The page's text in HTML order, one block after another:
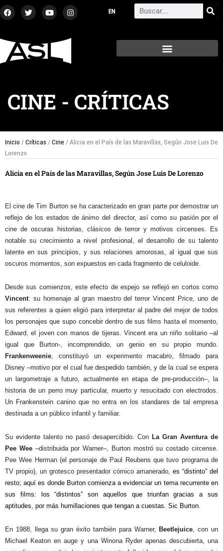
al
F
a
c
o
k
T
w
i
e
r
Y
o
u
b
I
n
s
a
Search
CINE - CRÍTICAS
Inicio /Críticas /Cine / Alicia en el País de las Maravillas, Según Jose Luis De
Lorenzo
Alicia en el País de las Maravillas, Según Jose Luis De Lorenzo
El cine de Tim Burton se ha caracterizado en gran parte por demostrar un
reflejo de los estados de ánimo del director, así como su pasión por el
cine de oscuras historias, clásicos de terror y motivos circenses. Es
notable su crecimiento a nivel profesional, el desarrollo de su talento
latente en sus principios, y sus relaciones amorosas, al igual que sus
oscuros momentos, son expuestos en cada fragmento de celuloide.
Desde sus comienzos, este efecto de espejo se reflejó en cortos como
Vincent: su homenaje al gran maestro del terror Vincent Price, uno de
sus referentes a quien eligió para interpretar al padre del mejor de todos
los personajes que supo concebir dentro de sus films hasta el momento,
Edward, el joven con manos de tijeras. Vincent era un niño solitario –al
igual que Burton-, incomprendido, un genio en su propio mundo.
Frankenweenie , constituyó un experimento macabro, filmado para
Disney –motivo por el cual fue despedido también, y de la cual se espera
un largometraje a futuro, actualmente en etapa de pre-producción–, la
historia de un perro muy particular, muerto y resucitado con electrodos.
Un Frankenstein canino que no entra en los standares de tal empresa
destinada a un público infantil y familiar.
Su evidente talento no pasó desapercibido. Con La Gran Aventura de
Pee Wee–distribuida por Warner–, Burton mostró su costado circense.
Pee Wee Herman (el personaje de Paul Reubens que tuvo programa de
TV propio), un grotesco presentador cómico amanerado, es “distinto” del
resto; aquí es donde Burton comienza a evidenciar un tema recurrente en
sus films: los “distintos” son aquellos que triunfan gracias a sus
aptitudes, por más humillaciones que tengan a cuestas. Sic Burton.
En 1988, llega su gran éxito también para Warner, Beetlejuice , con un
Michael Keaton en auge y una Winona Ryder apenas descubierta, una